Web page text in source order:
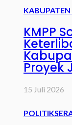
KABUPATEN
KMPP
Proyek
15 Juli 2026
POLITIK